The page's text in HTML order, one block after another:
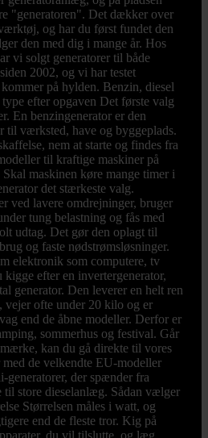
"generatoren". Det dækker over
og har du først fundet den
den med dig i mange år. Hos
vi solgt generatorer til både
2002, og vi har testet
på hylden. Benzin, diesel
efter opgaven Det første valg
En benzingenerator er den
til værksted, have og byggeplads.
nem at starte og findes fra
til kraftige maskiner på
maskinen køre mange timer i
det stærkeste valg.
ved lavere omdrejninger, bruger
tung belastning og fås med
udtag. Det gør den oplagt til
og faste nødstrømsløsninger.
elektronik som computere, tv
kigge efter en invertergenerator,
generator. Den leverer en helt ren
vejer ofte under 20 kilo og er
end de åbne modeller. Derfor er
sommerhus og festival. Går
kan du gå direkte til vores
med de velkendte EU-modeller
generatorer, der spænder fra
til store dieselanlæg. Sådan vælger
Størrelsen måles i watt, og
end de fleste tror. Kig på